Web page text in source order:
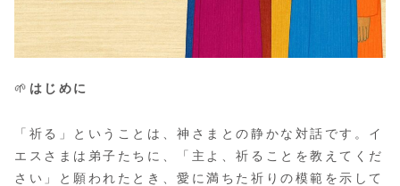
🌱 はじめに
「祈る」ということは、神さまとの静かな対話です。イ
エスさまは弟子たちに、「主よ、祈ることを教えてくだ
さい」と願われたとき、愛に満ちた祈りの模範を示して